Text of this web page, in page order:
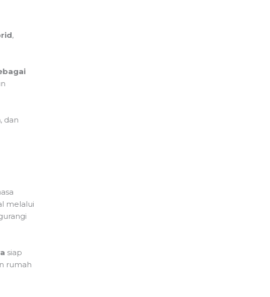
,
, dan
melalui
siap
rumah